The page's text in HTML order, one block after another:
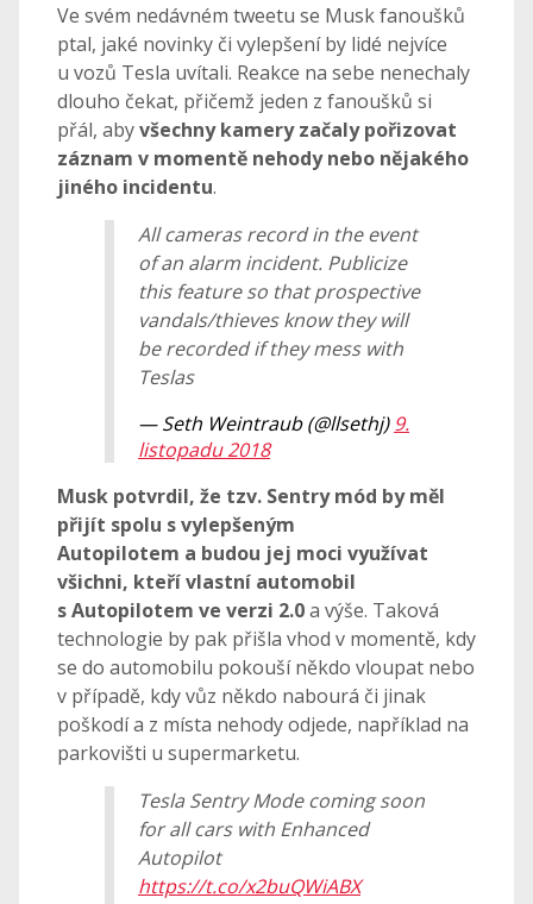
Ve svém nedávném tweetu se Musk fanoušků
ptal, jaké novinky či vylepšení by lidé nejvíce
u vozů Tesla uvítali. Reakce na sebe nenechaly
dlouho čekat, přičemž jeden z fanoušků si
přál, abyvšechny kamery začaly pořizovat
záznam v momentě nehody nebo nějakého
jiného incidentu.
All cameras record in the event
of an alarm incident. Publicize
this feature so that prospective
vandals/thieves know they will
be recorded if they mess with
Teslas
— Seth Weintraub (@llsethj)9.
listopadu 2018
Musk potvrdil, že tzv. Sentry mód by měl
přijít spolu s vylepšeným
Autopilotem a budou jej moci využívat
všichni, kteří vlastní automobil
s Autopilotem ve verzi 2.0a výše. Taková
technologie by pak přišla vhod v momentě, kdy
se do automobilu pokouší někdo vloupat nebo
v případě, kdy vůz někdo nabourá či jinak
poškodí a z místa nehody odjede, například na
parkovišti u supermarketu.
Tesla Sentry Mode coming soon
for all cars with Enhanced
Autopilot
https://t.co/x2buQWiABX